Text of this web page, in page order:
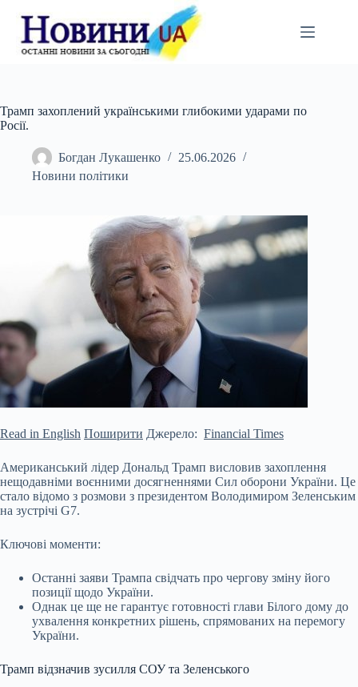
вмісту
Трамп захоплений українськими глибокими ударами по
Росії.
Богдан Лукашенко
25.06.2026
Новини політики
Read in English Поширити Джерело: Financial Times
Американський лідер Дональд Трамп висловив захоплення
нещодавніми воєнними досягненнями Сил оборони України. Це
стало відомо з розмови з президентом Володимиром Зеленським
на зустрічі G7.
Ключові моменти:
Останні заяви Трампа свідчать про чергову зміну його
позиції щодо України.
Однак це ще не гарантує готовності глави Білого дому до
ухвалення конкретних рішень, спрямованих на перемогу
України.
Трамп відзначив зусилля СОУ та Зеленського